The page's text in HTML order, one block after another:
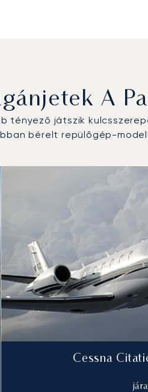
A
tényező játszik
bérelt repülőgép-
típus a repülési forgalom
2025-ben
Cessna